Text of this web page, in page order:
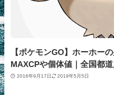
【ポケモンGO】ホーホー
MAXCPや個体値｜全国都道
2016年9月17日 2019年5月5日